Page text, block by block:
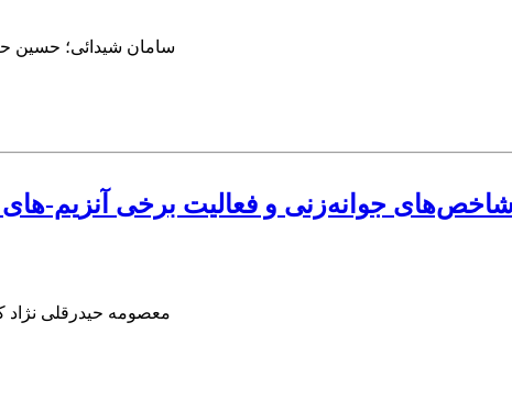
سامان شیدائی؛ حسین
شاخص‌های جوانه‌زنی و فعالیت برخی آنزیم-
معصومه حیدرقلی نژاد